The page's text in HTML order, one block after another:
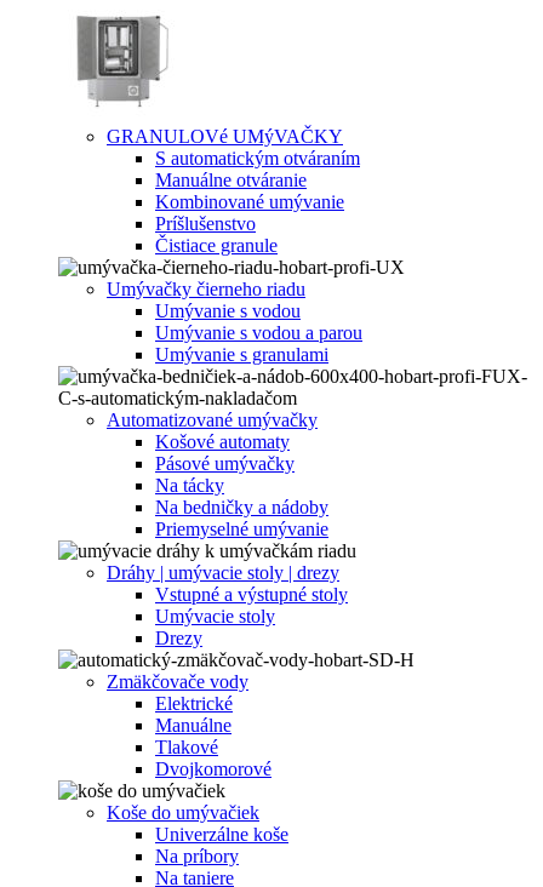
GRANULOVé UMýVAČKY
S automatickým otváraním
Manuálne otváranie
Kombinované umývanie
Príšlušenstvo
Čistiace granule
Umývačky čierneho riadu
Umývanie s vodou
Umývanie s vodou a parou
Umývanie s granulami
Automatizované umývačky
Košové automaty
Pásové umývačky
Na tácky
Na bedničky a nádoby
Priemyselné umývanie
Dráhy | umývacie stoly | drezy
Vstupné a výstupné stoly
Umývacie stoly
Drezy
Zmäkčovače vody
Elektrické
Manuálne
Tlakové
Dvojkomorové
Koše do umývačiek
Univerzálne koše
Na príbory
Na taniere